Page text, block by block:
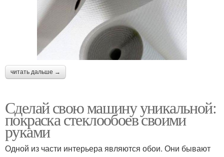
читать дальше →
Сделай свою машину уникальной:
покраска стеклообоев своими
руками
Одной из части интерьера являются обои. Они бывают